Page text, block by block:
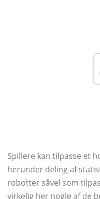
Spillere kan tilpasse et
herunder deling af
robotter såvel som
virkelig her nogle af de